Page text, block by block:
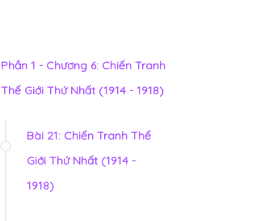
Phần 1 - Chương 6: Chiến Tranh
Thế Giới Thứ Nhất (1914 - 1918)
Bài 21: Chiến Tranh Thế
Giới Thứ Nhất (1914 -
1918)